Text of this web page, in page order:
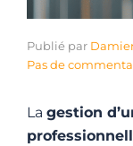
Publié par
Pas de
La gestion